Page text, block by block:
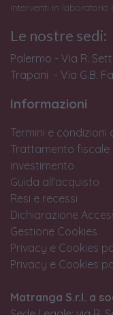
interventi in laboratorio
Le nostre sedi:
Palermo - Via R.
Trapani - Via G.B.
Informazioni
Termini e condizioni
Trattamento
investimento
Guida all'acquisto
Resi e recessi
Dichiarazione
Gestione Cookies
Privacy e Cookies
Privacy e Cookies
Matranga S.r.l. a